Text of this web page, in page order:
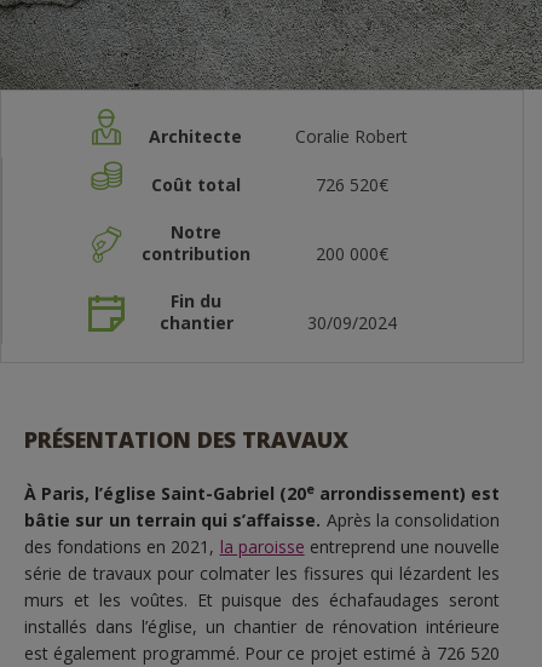
Architecte Coralie Robert
Coût total 726 520€
Notre
contribution
200 000€
Fin du
chantier
30/09/2024
PRÉSENTATION DES TRAVAUX
À Paris, l’église Saint-Gabriel (20e arrondissement) est
bâtie sur un terrain qui s’affaisse. Après la consolidation
des fondations en 2021, la paroisse entreprend une nouvelle
série de travaux pour colmater les fissures qui lézardent les
murs et les voûtes. Et puisque des échafaudages seront
installés dans l’église, un chantier de rénovation intérieure
est également programmé. Pour ce projet estimé à 726 520